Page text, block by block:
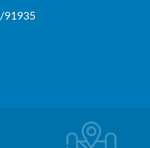
91935